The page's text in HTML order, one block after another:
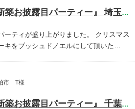
開催しました! 『新築お披露目パーティー』 埼玉県埼玉市 H様宅
ティが盛り上がりました。
クリスマス
キをブッシュドノエルにして頂いた…
市 T様
開催しました! 『新築お披露目パーティー』 千葉県柏市 T様宅